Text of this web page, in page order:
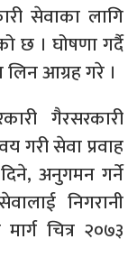
सेवाका लागि
छ । घोषणा गर्दै
आग्रह गरे ।
गैरसरकारी
गरी सेवा प्रवाह
अनुगमन गर्ने
निगरानी
चित्र २०७३